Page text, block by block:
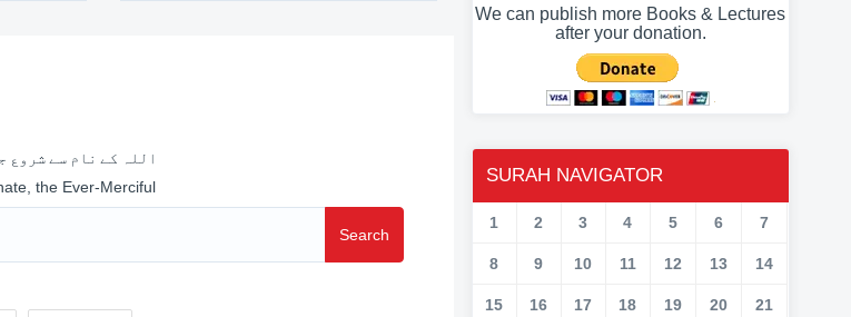
اللہ کے نام سے شروع
the Ever-Merciful
Search
We can publish more Books & Lectures
after your donation.
SURAH NAVIGATOR
1 2 3 4 5 6 7
8 9 10 11 12 13 14
15 16 17 18 19 20 21